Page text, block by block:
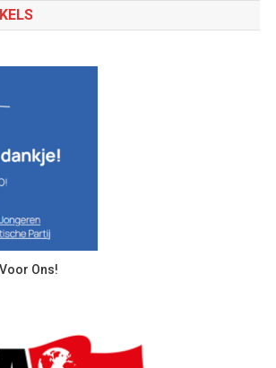
Ons!